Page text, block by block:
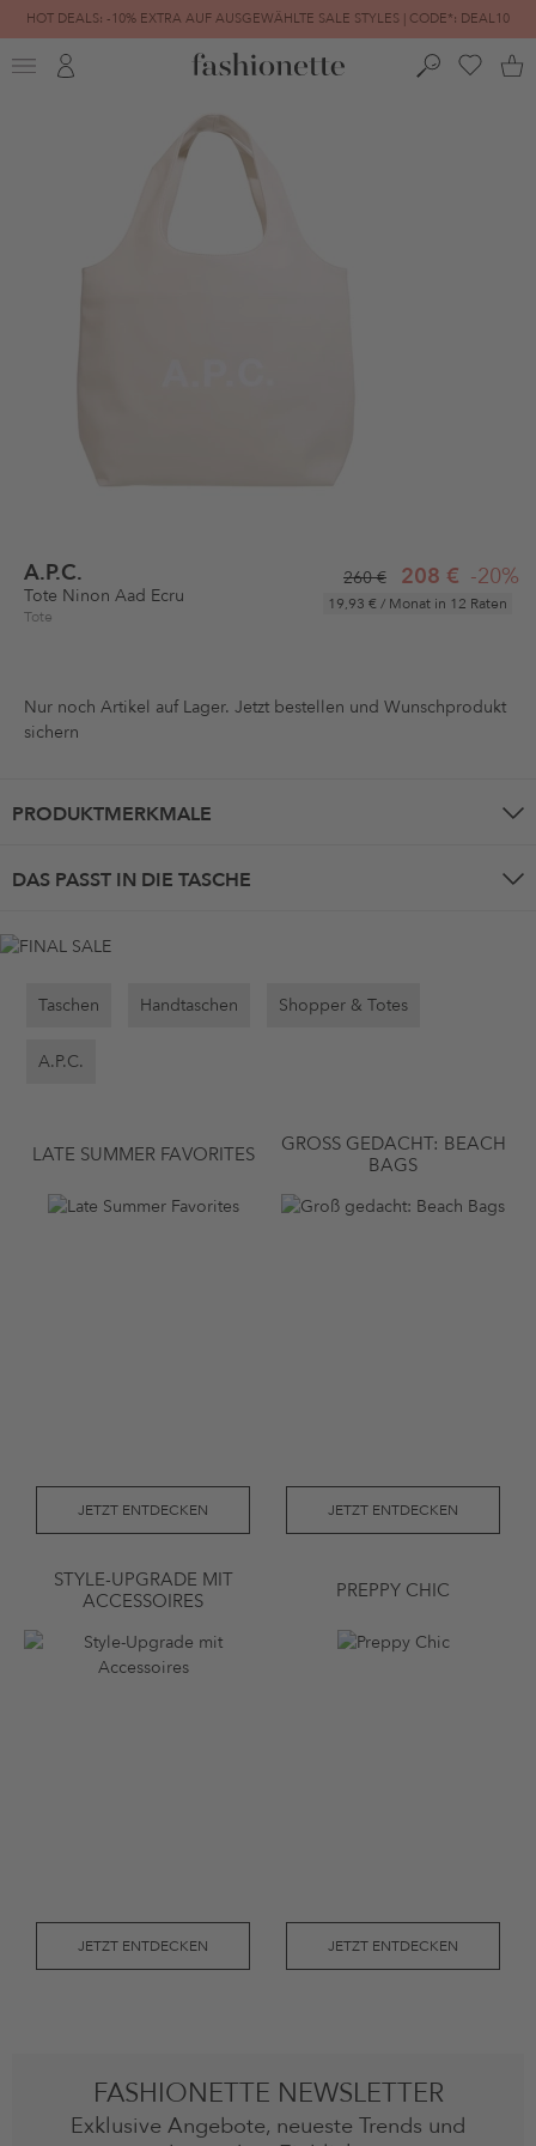
HOT DEALS: -10% EXTRA AUF AUSGEWÄHLTE SALE STYLES | CODE*: DEAL10
FINAL SALE | BIS ZU -80% REDUZIERT
A.P.C.
Tote Ninon Aad Ecru
Tote
260 € 208 € -20%
19,93 € / Monat in 12 Raten
Nur noch Artikel auf Lager. Jetzt bestellen und Wunschprodukt
sichern
PRODUKTMERKMALE
DAS PASST IN DIE TASCHE
Taschen Handtaschen Shopper & Totes
A.P.C.
LATE SUMMER FAVORITES
JETZT ENTDECKEN
GROSS GEDACHT: BEACH B
AGS
JETZT ENTDECKEN
STYLE-UPGRADE MIT
ACCESSOIRES
JETZT ENTDECKEN
PREPPY CHIC
JETZT ENTDECKEN
FASHIONETTE NEWSLETTER
Exklusive Angebote, neueste Trends und